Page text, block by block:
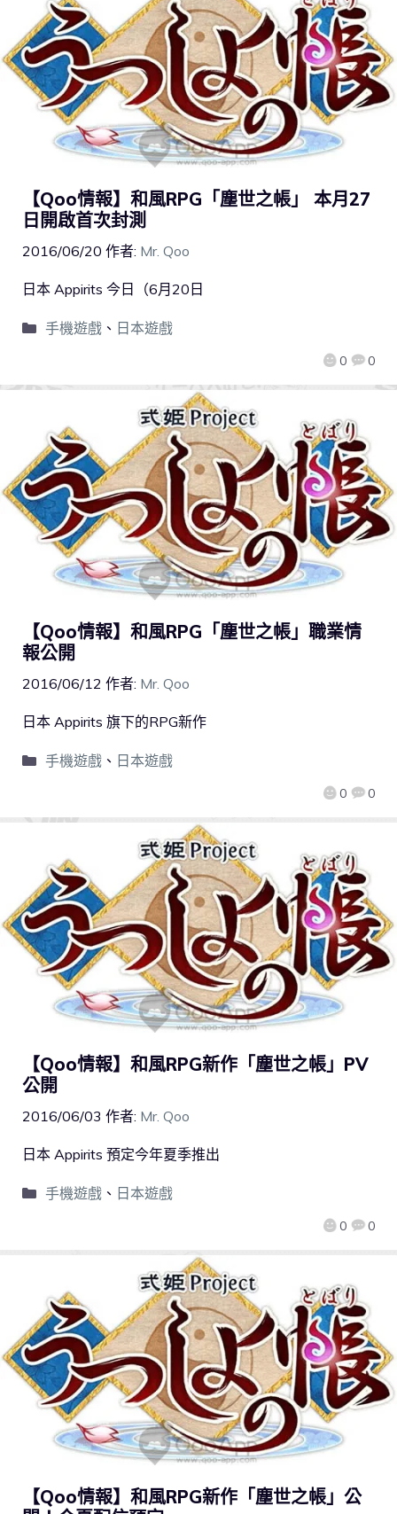
【Qoo情報】和風RPG「塵世之帳」 本月27
日開啟首次封測
2016/06/20 作者: Mr. Qoo
0 0
日本 Appirits 今日（6月20日
手機遊戲、 日本遊戲
【Qoo情報】和風RPG「塵世之帳」職業情
報公開
2016/06/12 作者: Mr. Qoo
0 0
日本 Appirits 旗下的RPG新作
手機遊戲、 日本遊戲
【Qoo情報】和風RPG新作「塵世之帳」PV
公開
2016/06/03 作者: Mr. Qoo
0 0
日本 Appirits 預定今年夏季推出
手機遊戲、 日本遊戲
【Qoo情報】和風RPG新作「塵世之帳」公